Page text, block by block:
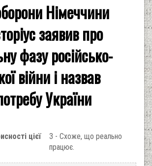
Німеччини
заявив про
фазу російсько-
війни і назвав
України
цієї
3 - Схоже, що реально
працює.